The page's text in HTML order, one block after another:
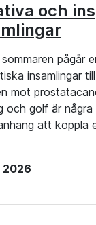
och
pågår
insamlingar
mot
och golf är några
att koppla
2026